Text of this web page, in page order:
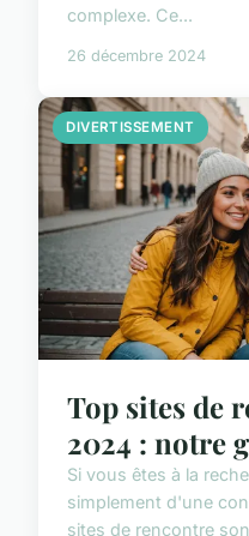
complexe. Ce...
26 décembre 2024
DIVERTISSEMENT
Top sites de
2024 : notre
Si vous êtes à la
simplement d'une
sites de rencontre